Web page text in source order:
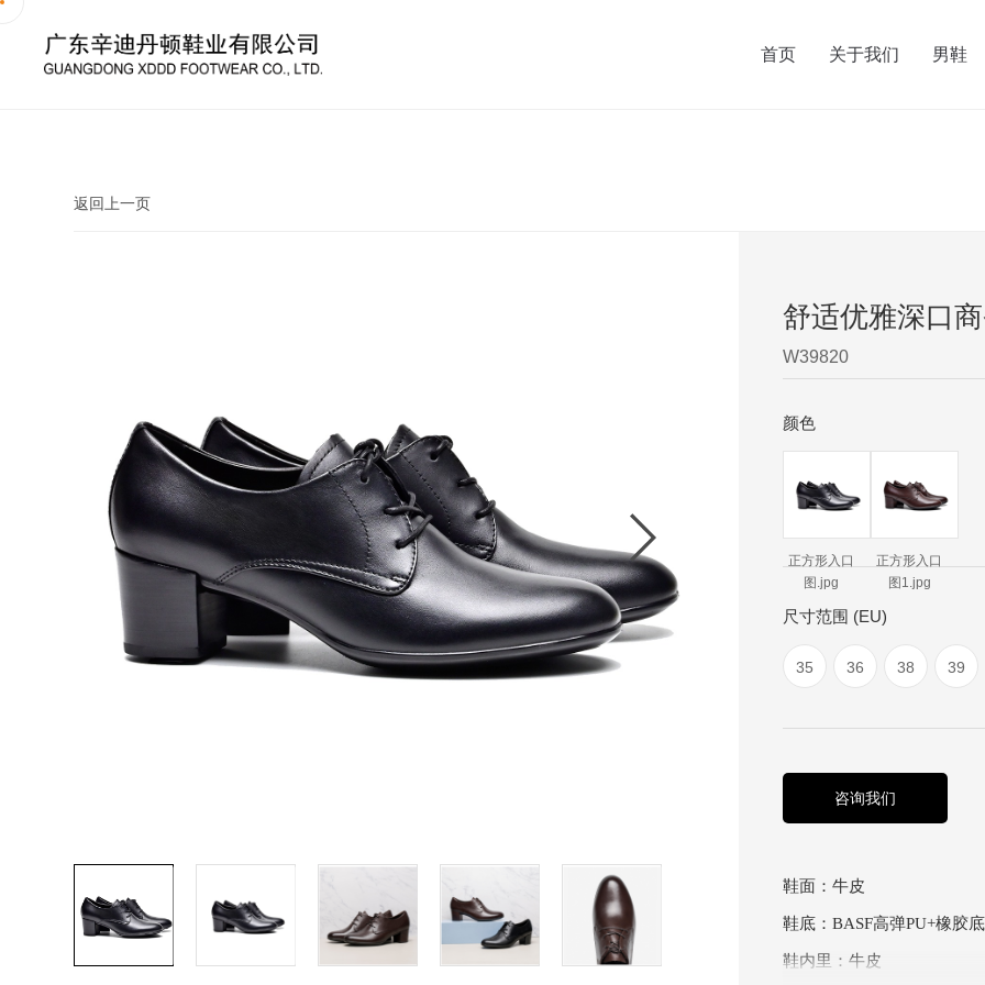
首页 关于我们 男鞋
返回上一页
舒适优雅深口
W39820
颜色
正方形入口
图.jpg
正方形入口
图1.jpg
尺寸范围 (EU)
35 36 38 39
咨询我们
鞋面：牛皮
鞋底：BASF高弹PU+橡胶底
鞋内里：牛皮